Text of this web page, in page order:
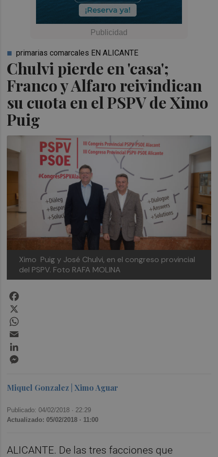
Chulvi pierde en 'casa';
Franco y Alfaro reivindican
su cuota en el PSPV de Ximo
Puig
primarias comarcales EN ALICANTE
Ximo Puig y José Chulvi, en el congreso provincial
del PSPV. Foto RAFA MOLINA
Miquel Gonzalez | Ximo Aguar
Publicado: 04/02/2018 · 22:29
Actualizado: 05/02/2018 · 11:00
ALICANTE. De las tres facciones que